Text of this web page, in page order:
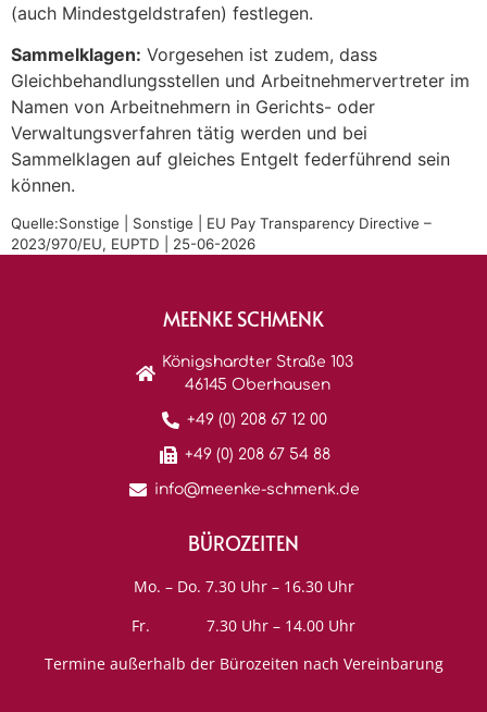
(auch Mindestgeldstrafen) festlegen.
Sammelklagen: Vorgesehen ist zudem, dass
Gleichbehandlungsstellen und Arbeitnehmervertreter im
Namen von Arbeitnehmern in Gerichts- oder
Verwaltungsverfahren tätig werden und bei
Sammelklagen auf gleiches Entgelt federführend sein
können.
Quelle:Sonstige | Sonstige | EU Pay Transparency Directive –
2023/970/EU, EUPTD | 25-06-2026
MEENKE SCHMENK
Königshardter Straße 103
46145 Oberhausen
+49 (0) 208 67 12 00
+49 (0) 208 67 54 88
info@meenke-schmenk.de
BÜROZEITEN
Mo. – Do. 7.30 Uhr – 16.30 Uhr
Fr. 7.30 Uhr – 14.00 Uhr
Termine außerhalb der Bürozeiten nach Vereinbarung